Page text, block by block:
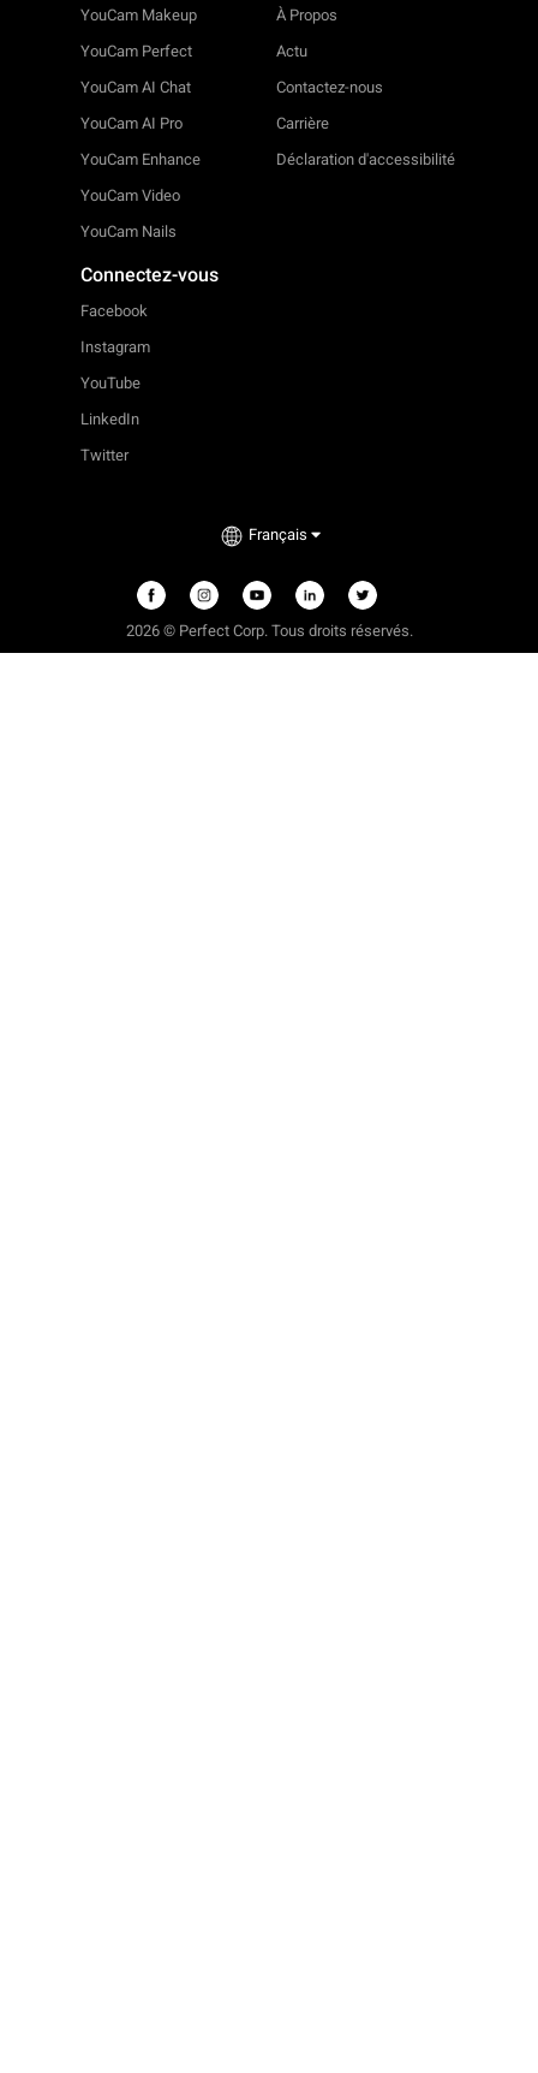
YouCam Makeup
YouCam Perfect
YouCam AI Chat
YouCam AI Pro
YouCam Enhance
YouCam Video
YouCam Nails
À Propos
Actu
Contactez-nous
Carrière
Déclaration d'accessibilité
Connectez-vous
Facebook
Instagram
YouTube
LinkedIn
Twitter
Français
2026 © Perfect Corp. Tous droits réservés.